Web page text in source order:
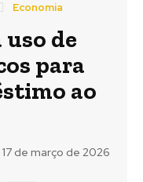
Economia
de
para
ao
17 de março de 2026